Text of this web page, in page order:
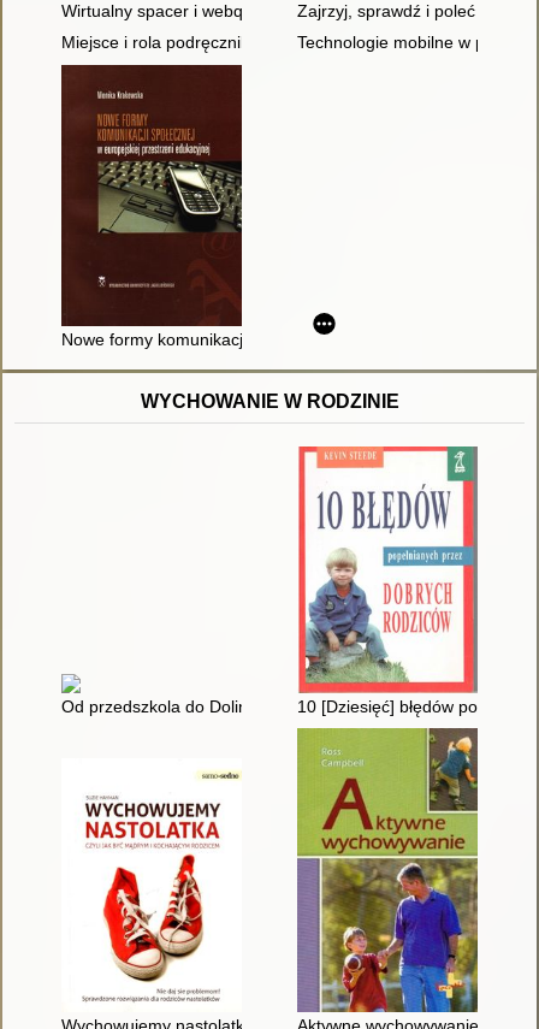
Wirtualny spacer i webquest : metody usprawniające proces
Zajrzyj, sprawdź i poleć innym
Miejsce i rola podręczników elektronicznych w nowym
Technologie mobilne w pracy
Nowe formy komunikacji społecznej w europejskiej
WYCHOWANIE W RODZINIE
Od przedszkola do Doliny Krzemowej10 [Dziesięć] błędów
Wychowujemy nastolatka : czyli jak być mądrym i kochającym
Aktywne wychowywanie : jak